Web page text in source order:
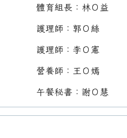
體育組長：林Ｏ益
護理師：郭Ｏ絲
護理師：李Ｏ憲
營養師：王Ｏ嫣
午餐秘書：謝Ｏ慧